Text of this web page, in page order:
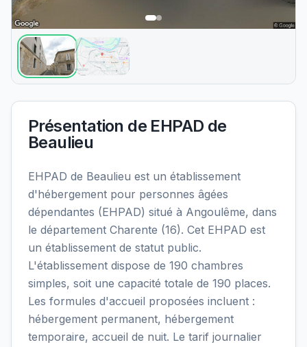
Présentation de EHPAD de
Beaulieu
EHPAD de Beaulieu est un établissement
d'hébergement pour personnes âgées
dépendantes (EHPAD) situé à Angoulême, dans
le département Charente (16). Cet EHPAD est
un établissement de statut public.
L'établissement dispose de 190 chambres
simples, soit une capacité totale de 190 places.
Les formules d'accueil proposées incluent :
hébergement permanent, hébergement
temporaire, accueil de nuit. Le tarif journalier